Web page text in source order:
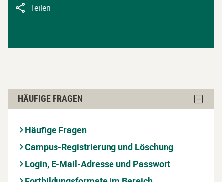
Teilen
Häufige
Block
Häufige
HÄUFIGE FRAGEN
Häufige Fragen
Campus-Registrierung und Löschung
Login, E-Mail-Adresse und Passwort